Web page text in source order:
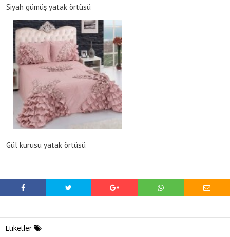
Siyah gümüş yatak örtüsü
Gül kurusu yatak örtüsü
Etiketler